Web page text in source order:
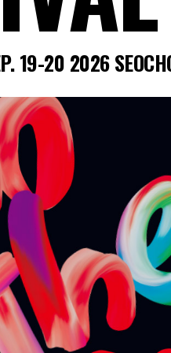
19-20 2026